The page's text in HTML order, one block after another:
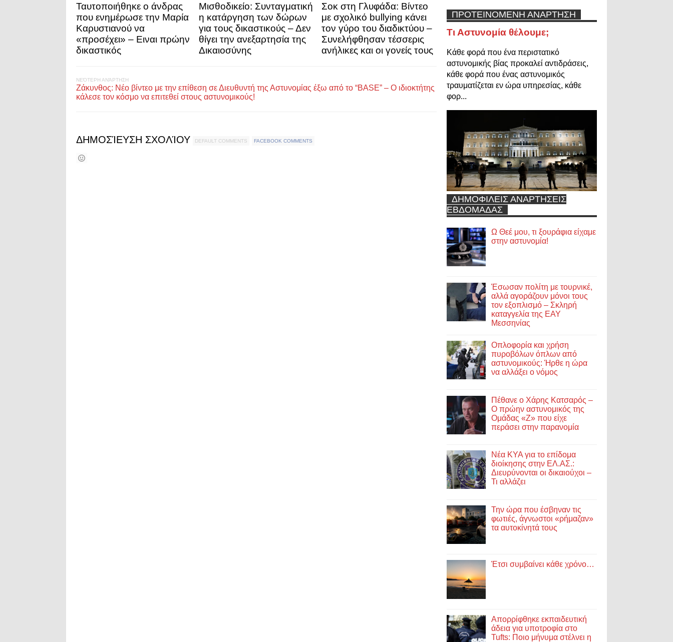
Ταυτοποιήθηκε ο άνδρας
που ενημέρωσε την Μαρία
Καρυστιανού να
«προσέχει» – Ειναι πρώην
δικαστικός
Μισθοδικείο: Συνταγματική
η κατάργηση των δώρων
για τους δικαστικούς – Δεν
θίγει την ανεξαρτησία της
Δικαιοσύνης
Σοκ στη Γλυφάδα: Βίντεο
με σχολικό bullying κάνει
τον γύρο του διαδικτύου –
Συνελήφθησαν τέσσερις
ανήλικες και οι γονείς τους
ΝΕΌΤΕΡΗ ΑΝΆΡΤΗΣΗ
Ζάκυνθος: Νέο βίντεο με την επίθεση σε Διευθυντή της Αστυνομίας έξω από το “BASE” – Ο ιδιοκτήτης
κάλεσε τον κόσμο να επιτεθεί στους αστυνομικούς!
ΔΗΜΟΣΊΕΥΣΗ ΣΧΟΛΊΟΥ DEFAULT COMMENTS FACEBOOK COMMENTS
ΠΡΟΤΕΙΝΟΜΕΝΗ ΑΝΑΡΤΗΣΗ
Τι Αστυνομία θέλουμε;
Κάθε φορά που ένα περιστατικό
αστυνομικής βίας προκαλεί αντιδράσεις,
κάθε φορά που ένας αστυνομικός
τραυματίζεται εν ώρα υπηρεσίας, κάθε
φορ...
ΔΗΜΟΦΙΛΕΙΣ ΑΝΑΡΤΗΣΕΙΣ
ΕΒΔΟΜΑΔΑΣ
Ω Θεέ μου, τι ξουράφια είχαμε
στην αστυνομία!
Έσωσαν πολίτη με τουρνικέ,
αλλά αγοράζουν μόνοι τους
τον εξοπλισμό – Σκληρή
καταγγελία της ΕΑΥ
Μεσσηνίας
Οπλοφορία και χρήση
πυροβόλων όπλων από
αστυνομικούς: Ήρθε η ώρα
να αλλάξει ο νόμος
Πέθανε ο Χάρης Κατσαρός –
Ο πρώην αστυνομικός της
Ομάδας «Ζ» που είχε
περάσει στην παρανομία
Νέα ΚΥΑ για το επίδομα
διοίκησης στην ΕΛ.ΑΣ.:
Διευρύνονται οι δικαιούχοι –
Τι αλλάζει
Την ώρα που έσβηναν τις
φωτιές, άγνωστοι «ρήμαζαν»
τα αυτοκίνητά τους
Έτσι συμβαίνει κάθε χρόνο…
Απορρίφθηκε εκπαιδευτική
άδεια για υποτροφία στο
Tufts: Ποιο μήνυμα στέλνει η